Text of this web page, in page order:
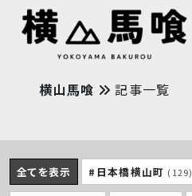
横山馬喰 記事一覧
全てを表示 #日本橋横山町 (129)